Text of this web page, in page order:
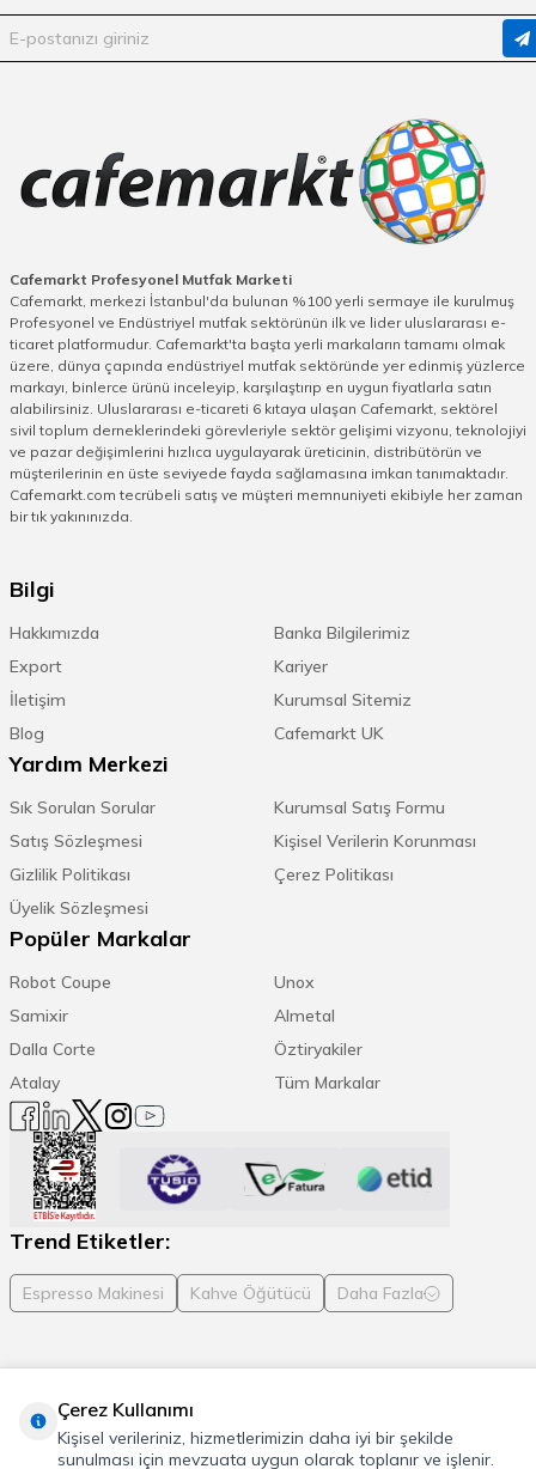
Servis Kaşık Fiyatları
Mutfak ekipmanı alanındaki tüm eksiklerinizi giderebilecek çeşitte ürün
ve Zicco marka servis kaşıklarından en azından bir tanesi
ihtiyaçlarınızı kesinlikle karşılıyor olacak! Kırmızı, turkuaz, yeşil ya da
mor; sade bir tarzınız varsa beyaz ya da siyah - tek yapmanız gereken
hangi rengin sizi yansıtıyor olduğuna karar vermeniz. Sonrasında
Cafemarkt.com online satış sitesi üzerinden tek bir tıkla istemiş
olduğunuz ürüne sahip olabilirsiniz. Bir kere kullandıktan sonra
sorularınız için online destek ekibinden yardım alabilirsiniz.
Cafemarkt Profesyonel Mutfak Marketi
Cafemarkt, merkezi İstanbul'da bulunan %100 yerli sermaye ile kurulmuş
Profesyonel ve Endüstriyel mutfak sektörünün ilk ve lider uluslararası e-
ticaret platformudur. Cafemarkt'ta başta yerli markaların tamamı olmak
üzere, dünya çapında endüstriyel mutfak sektöründe yer edinmiş yüzlerce
markayı, binlerce ürünü inceleyip, karşılaştırıp en uygun fiyatlarla satın
alabilirsiniz. Uluslararası e-ticareti 6 kıtaya ulaşan Cafemarkt, sektörel
sivil toplum derneklerindeki görevleriyle sektör gelişimi vizyonu, teknolojiyi
ve pazar değişimlerini hızlıca uygulayarak üreticinin, distribütörün ve
müşterilerinin en üste seviyede fayda sağlamasına imkan tanımaktadır.
Cafemarkt.com tecrübeli satış ve müşteri memnuniyeti ekibiyle her zaman
bir tık yakınınızda.
Bilgi
Hakkımızda
Banka Bilgilerimiz
Export
Kariyer
İletişim
Kurumsal Sitemiz
Blog
Cafemarkt UK
Yardım Merkezi
Sık Sorulan Sorular
Kurumsal Satış Formu
Satış Sözleşmesi
Kişisel Verilerin Korunması
Gizlilik Politikası
Çerez Politikası
Üyelik Sözleşmesi
Popüler Markalar
Robot Coupe
Unox
Samixir
Almetal
Dalla Corte
Öztiryakiler
Atalay
Tüm Markalar
Trend Etiketler:
Espresso Makinesi Kahve Öğütücü Daha Fazla
© 2026 Cafemarkt, Tüm hakları saklıdır
T-Soft E-TicaretSistemleriyle Hazırlanmıştır.
Çerez Kullanımı
Kişisel verileriniz, hizmetlerimizin daha iyi bir şekilde
sunulması için mevzuata uygun olarak toplanır ve işlenir.